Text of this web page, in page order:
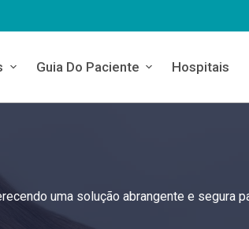
Guia Do Paciente Hospitais
uma solução abrangente e segura